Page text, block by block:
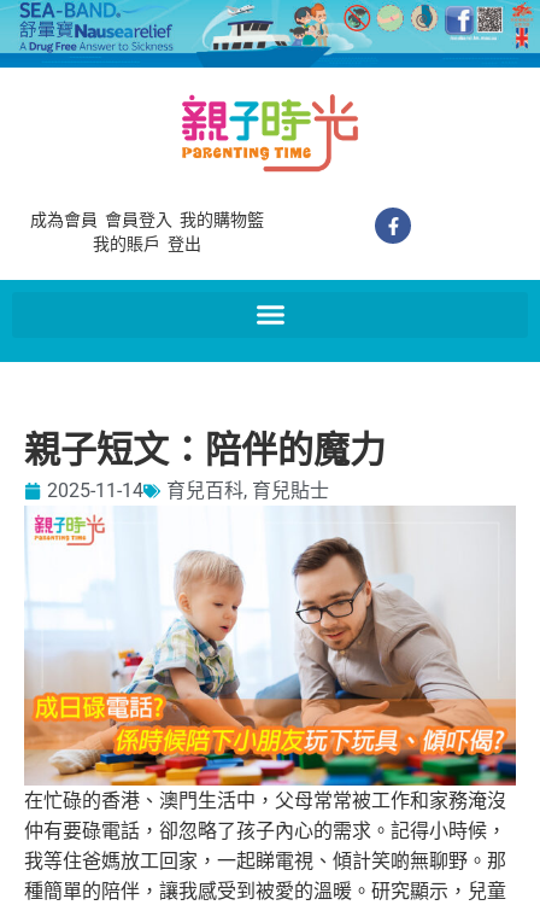
成為會員 會員登入 我的購物籃
我的賬戶 登出
親子短文：陪伴的魔力
2025-11-14 育兒百科, 育兒貼士
在忙碌的香港、澳門生活中，父母常常被工作和家務淹沒
仲有要碌電話，卻忽略了孩子內心的需求。記得小時候，
我等住爸媽放工回家，一起睇電視、傾計笑啲無聊野。那
種簡單的陪伴，讓我感受到被愛的溫暖。研究顯示，兒童